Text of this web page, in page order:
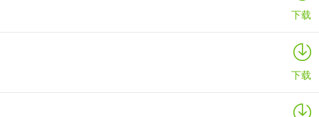
下载
下载